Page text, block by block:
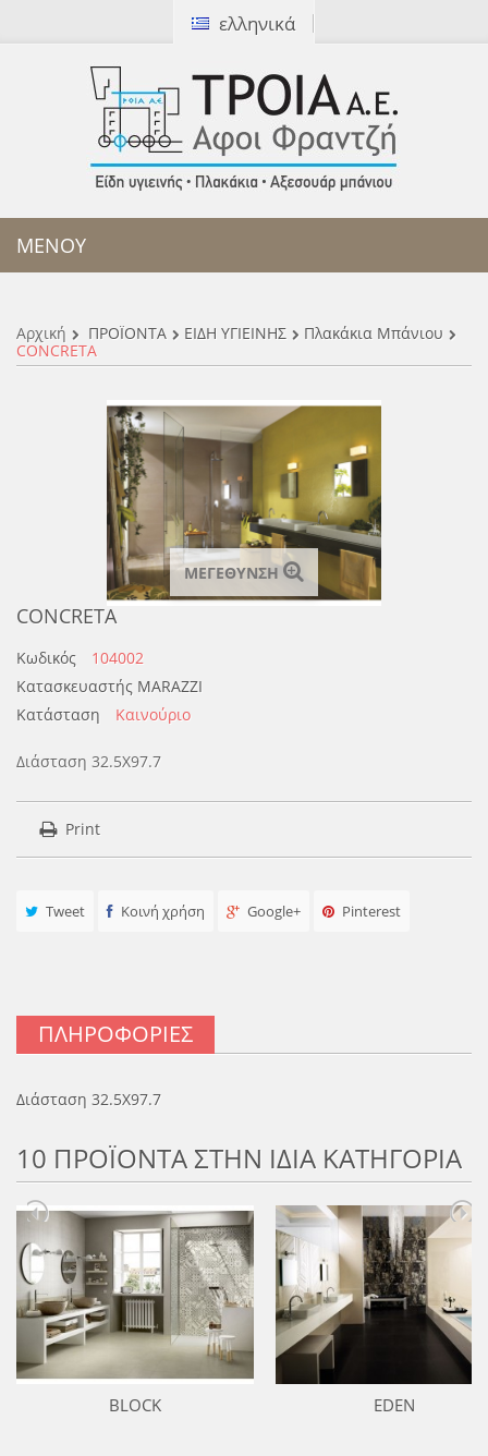
ελληνικά
[ Καλέστε μας:2310 327172]
ΜΕΝΟΥ
Αρχική ΠΡΟΪΟΝΤΑ ΕΙΔΗ ΥΓΙΕΙΝΗΣ
Πλακάκια Μπάνιου
CONCRETA
ΜΕΓΕΘΥΝΣΗ
CONCRETA
Κωδικός
104002
Κατασκευαστής MARAZZI
Κατάσταση
Καινούριο
Διάσταση 32.5Χ97.7
Print
Tweet Κοινή χρήση Google+ Pinterest
ΠΛΗΡΟΦΟΡΊΕΣ
Διάσταση 32.5Χ97.7
10 ΠΡΟΪΟΝΤΑ ΣΤΗΝ ΙΔΙΑ ΚΑΤΗΓΟΡΙΑ
BLOCK EDEN